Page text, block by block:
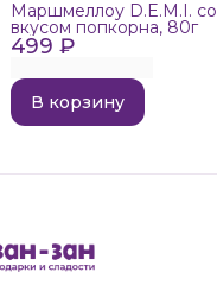
499 ₽
Маршмеллоу D.E.M.I. со
вкусом попкорна, 80г
В корзину